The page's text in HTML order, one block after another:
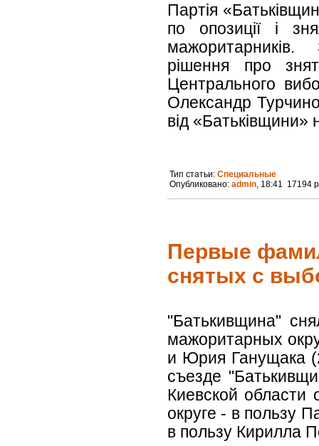
Партія
по опозиції і
мажоритарників.
рішення про
Центрального
Олександр
від «Батьківщини»
Тип статьи: Специальные
Опубликовано: admin, 18:41 17194
Первые
снятых с
"Батькивщина"
мажоритарных
и Юрия Ганущака
съезде
Киевской области
округе - в пользу
в пользу Кирилла